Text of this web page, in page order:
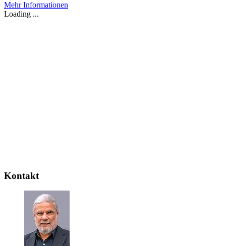
Mehr Informationen
Loading ...
Kontakt